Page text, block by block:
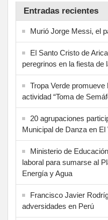
Entradas recientes
Murió Jorge Messi, el
El Santo Cristo de
peregrinos en la fiesta de
Tropa Verde
actividad “Toma de
20 agrupaciones
Municipal de Danza en El
Ministerio de
laboral para sumarse al
Energía y Agua
Francisco Javier
adversidades en Perú